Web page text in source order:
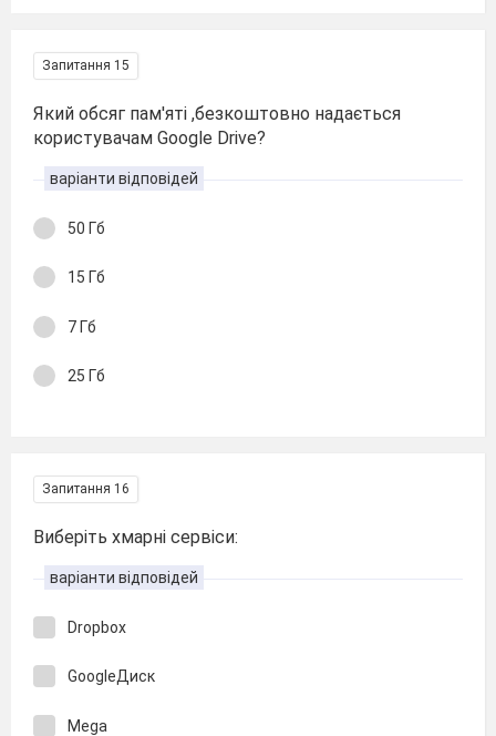
Запитання 15
Який обсяг пам′яті ,безкоштовно надається
користувачам Google Drive?
варіанти відповідей
50 Гб
15 Гб
7 Гб
25 Гб
Запитання 16
Виберіть хмарні сервіси:
варіанти відповідей
Dropbox
GoogleДиск
Mega